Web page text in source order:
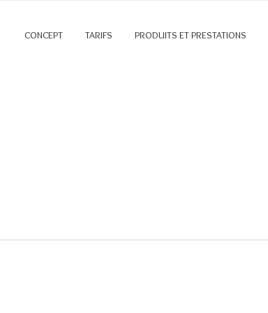
CONCEPT TARIFS PRODUITS ET PRESTATIONS